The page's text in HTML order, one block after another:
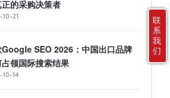
的采购决策者
10-21
SEO 2026：中国出口品牌
领国际搜索结果
10-14
联
系
我
们